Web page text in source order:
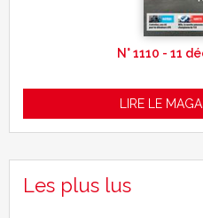
N° 1110 - 11
LIRE LE
Les plus lus